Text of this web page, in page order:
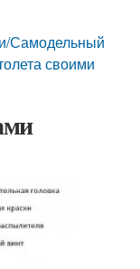
Самодельный
своими